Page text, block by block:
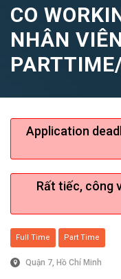
CO
NHÂN
Application
Rất tiếc, công
Full Time Part Time
Quận 7, Hồ Chí Minh